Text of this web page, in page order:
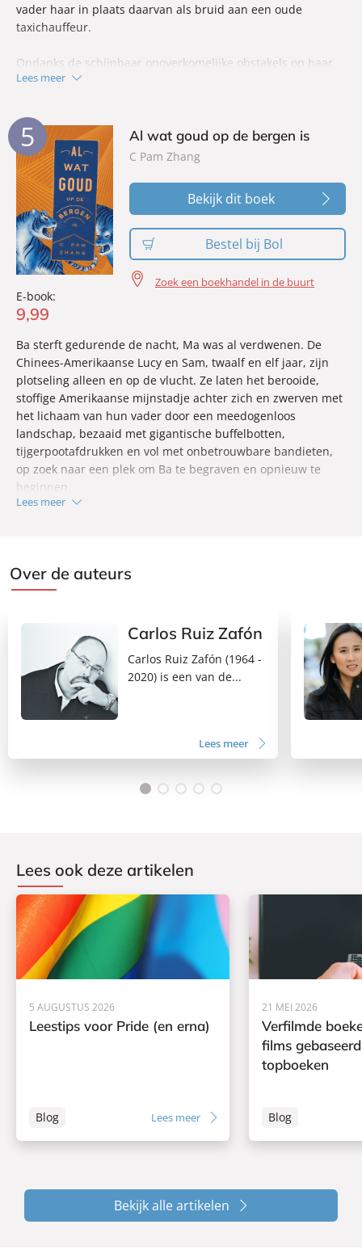
vader haar in plaats daarvan als bruid aan een oude
taxichauffeur.
Ondanks de schijnbaar onoverkomelijke obstakels op haar
pad geeft Adunni de hoop op een betere toekomst nooit op.
ontroerende debuutroman, verteld in de onvergetelijke
stem van een jonge Nigeriaanse vrouw die vastbesloten is
om gehoord te worden, om haar eigen toekomst te bepalen.
Lees meer
5
E-book:
9,99
Al wat goud op de bergen is
C Pam Zhang
Bekijk dit boek
Bestel bij Bol
Zoek een boekhandel in de buurt
Ba sterft gedurende de nacht, Ma was al verdwenen. De
Chinees-Amerikaanse Lucy en Sam, twaalf en elf jaar, zijn
plotseling alleen en op de vlucht. Ze laten het berooide,
stoffige Amerikaanse mijnstadje achter zich en zwerven met
het lichaam van hun vader door een meedogenloos
landschap, bezaaid met gigantische buffelbotten,
tijgerpootafdrukken en vol met onbetrouwbare bandieten,
op zoek naar een plek om Ba te begraven en opnieuw te
beginnen.
verlangen van een immigrantenkind naar een thuis, en een
opmerkelijke roman over familieleden die door
Lees meer
Over de auteurs
Carlos Ruiz Zafón
Carlos Ruiz Zafón (1964 -
2020) is een van de...
Lees meer
Lees ook deze artikelen
5 AUGUSTUS 2026
Leestips voor Pride (en erna)
Blog Lees meer
21 MEI 2026
Verfilmde
films
topboeken
Blog
Bekijk alle artikelen